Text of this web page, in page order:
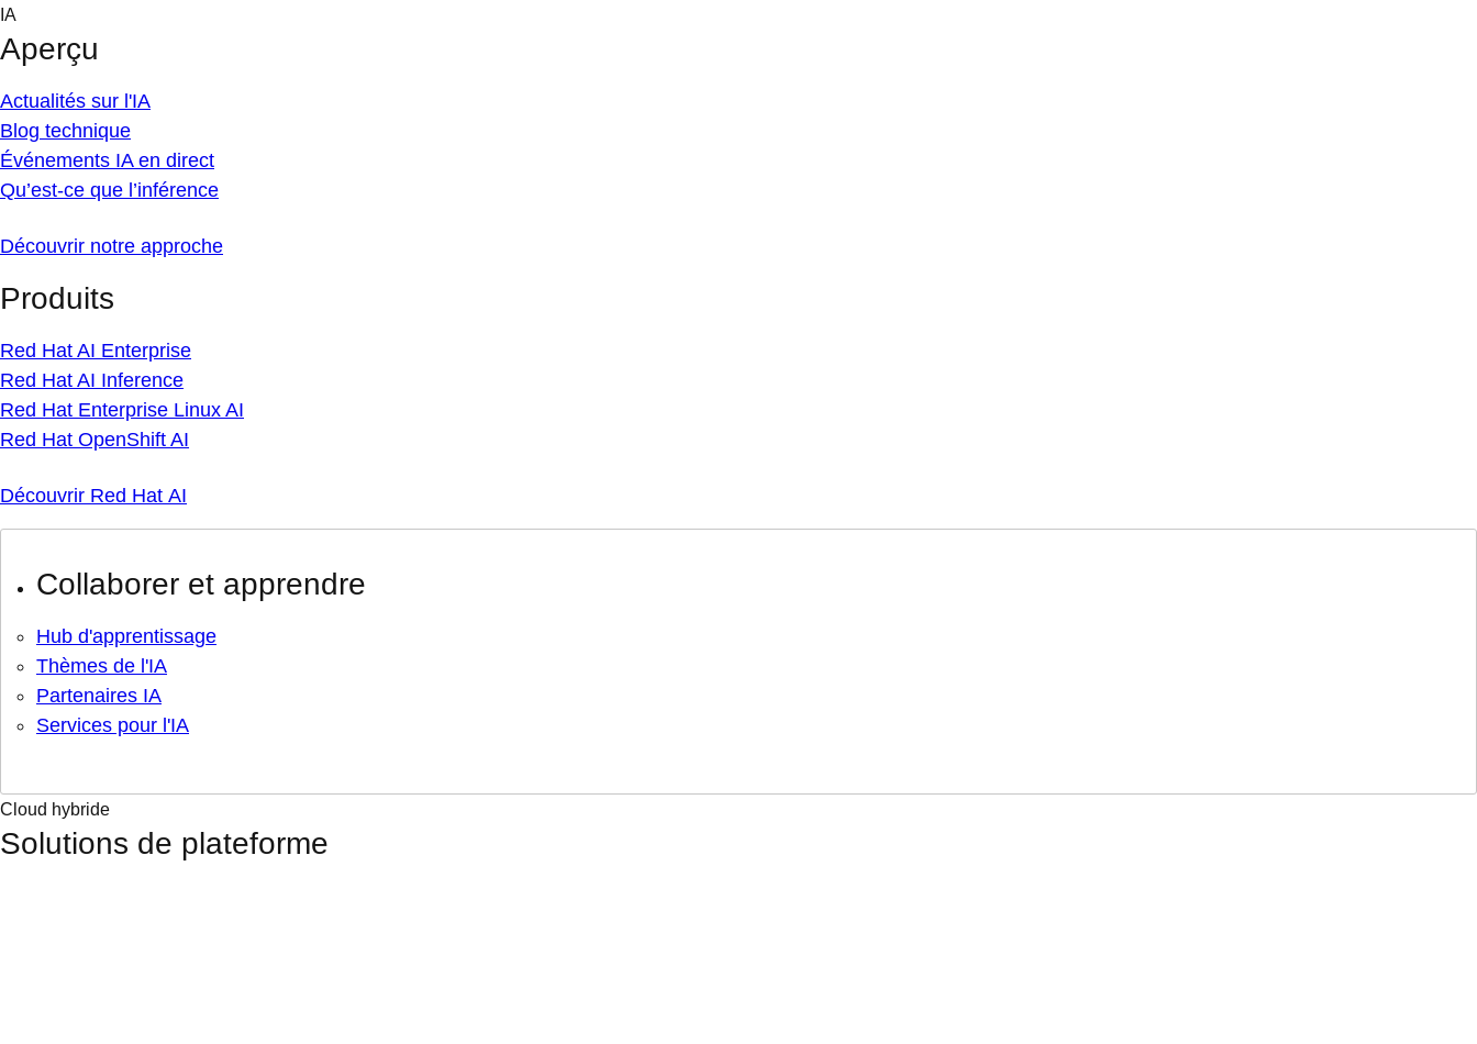
Skip
content
IA
Aperçu
Actualités sur l'IA
Blog technique
Événements IA en direct
Qu’est-ce que l’inférence
Découvrir notre approche
Produits
Red Hat AI Enterprise
Red Hat AI Inference
Red Hat Enterprise Linux AI
Red Hat OpenShift AI
Découvrir Red Hat AI
Collaborer et apprendre
Hub d'apprentissage
Thèmes de l'IA
Partenaires IA
Services pour l'IA
Cloud hybride
Solutions de plateforme